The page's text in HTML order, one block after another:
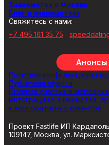
Знакомства в Москве
Блог о знакомствах
Свяжитесь с нами:
+7 495 161 35 75
Анонсы
Политика
Публичная оферта
Правила участия в
Интеграции в знакомства,
и корпоративных клиентов
Проект Fastlife ИП
109147, Москва, ул.